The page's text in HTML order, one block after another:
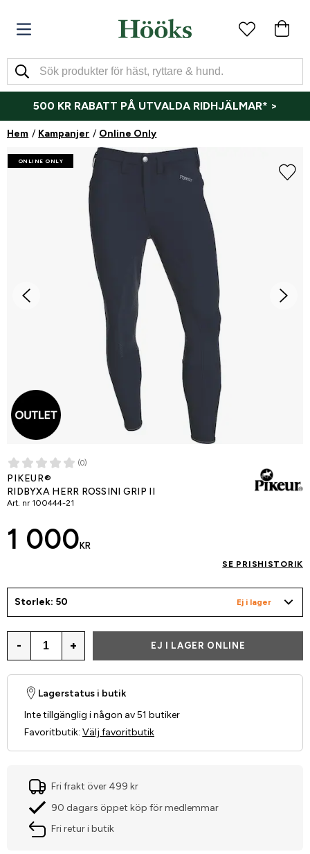
500 KR RABATT PÅ UTVALDA RIDHJÄLMAR* >
Hem Kampanjer Online Only
ONLINE ONLY
(0)
PIKEUR®
RIDBYXA HERR ROSSINI GRIP II
Art. nr 100444-21
1 000 KR
SE PRISHISTORIK
Storlek: 50 Ej i lager
- + EJ I LAGER ONLINE
Lagerstatus i butik
Inte tillgänglig i någon av 51 butiker
Favoritbutik: Välj favoritbutik
Fri frakt över 499 kr
90 dagars öppet köp för medlemmar
Fri retur i butik